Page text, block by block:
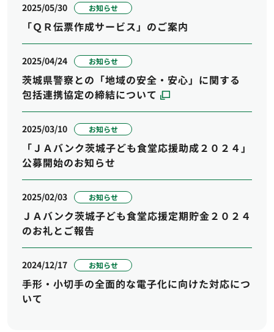
2025/05/30 お知らせ
「ＱＲ伝票作成サービス」のご案内
2025/04/24 お知らせ
茨城県警察との「地域の安全・安心」に関する
包括連携協定の締結について
2025/03/10 お知らせ
「ＪＡバンク茨城子ども食堂応援助成２０２４」
公募開始のお知らせ
2025/02/03 お知らせ
ＪＡバンク茨城子ども食堂応援定期貯金２０２４
のお礼とご報告
2024/12/17 お知らせ
手形・小切手の全面的な電子化に向けた対応につ
いて